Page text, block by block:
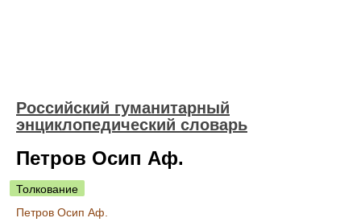
Российский гуманитарный
энциклопедический словарь
Петров Осип Аф.
Толкование
Петров Осип Аф.